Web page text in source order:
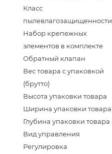
Класс
пылевлагозащищенности
Набор крепежных
элементов в комплекте
Обратный клапан
Вес товара с упаковкой
(брутто)
Высота упаковки товара
Ширина упаковки товара
Глубина упаковки товара
Вид управления
Регулировка